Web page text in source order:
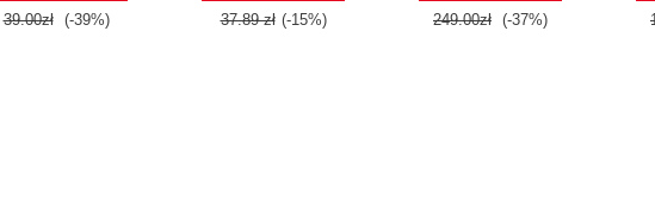
39.00zł (-39%) 37.89 zł (-15%) 249.00zł (-37%)